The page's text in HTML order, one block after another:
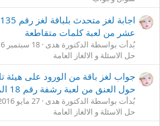
عشر من لعبة كلمات متقاطعة
بُدأت بواسطة الدكتورة هدى 18 سبتمبر 2016
حل الاسئلة و الالغاز العامة
جواب لغز باقة من الورود على هيئة
حول العنق من لعبة رشفة رقم 18 المجموعة الث
بُدأت بواسطة الدكتورة هدى 27 مايو 2016
حل الاسئلة و الالغاز العامة